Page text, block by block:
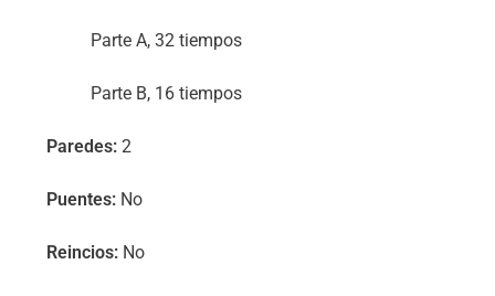
Parte A, 32 tiempos
Parte B, 16 tiempos
Paredes: 2
Puentes: No
Reincios: No